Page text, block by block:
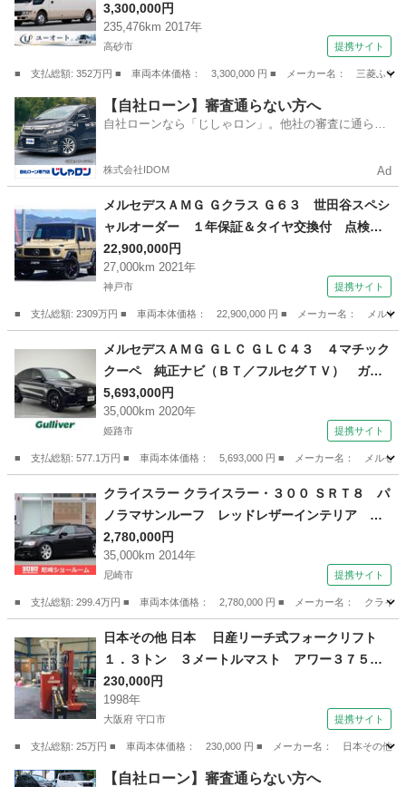
ディオ バックカメラ ＥＴＣ エアコン パワ
ステ 運転席パワーウィンドウ （車検整備付）
3,300,000円
235,476km 2017年
高砂市 提携サイト
■ 支払総額: 352万円 ■ 車両本体価格： 3,300,000 円 ■ メーカー名： 三菱ふ
兵庫 高砂市 その他
【自社ローン】審査通らない方へ
自社ローンなら「じしゃロン」。他社の審査に通らな
株式会社IDOM Ad
メルセデスＡＭＧ Ｇクラス Ｇ６３ 世田谷スペシ
ャルオーダー １年保証＆タイヤ交換付 点検記
録簿２枚 Ｒ６．３／Ｒ７．５ デジーノデザー
トサンド（スペシャル） ２２インチＡＷ ＡＭ
ＧナイトＰＫＧ ＡＭＧレザーエクスクルーブＰ
ＫＧ （車検整備付）
22,900,000円
27,000km 2021年
神戸市 提携サイト
■ 支払総額: 2309万円 ■ 車両本体価格： 22,900,000 円 ■ メーカー名： メルセ
その他
メルセデスＡＭＧ ＧＬＣ ＧＬＣ４３ ４マチック
クーペ 純正ナビ（ＢＴ／フルセグＴＶ） ガラ
スルーフ クルーズコントロール シートヒータ
ー パワーシート コーナーセンサー レザーシ
ート 純正フロアマット 純正ＡＷ ドライブレ
コーダー ＥＴＣ２．０ （検9.2）
5,693,000円
35,000km 2020年
姫路市 提携サイト
■ 支払総額: 577.1万円 ■ 車両本体価格： 5,693,000 円 ■ メーカー名： メルセ
その他
クライスラー クライスラー・３００ ＳＲＴ８ パ
ノラマサンルーフ レッドレザーインテリア シ
ートヒーター／ベンチレーター ナビゲーション
／地デジＴＶ アダプティブクルーズコントロー
ル インテリアカーボンパネル交換済み ３９２
ＨＥＭＩエンジン （車検整備付）
2,780,000円
35,000km 2014年
尼崎市 提携サイト
■ 支払総額: 299.4万円 ■ 車両本体価格： 2,780,000 円 ■ メーカー名： クライ
その他
日本その他 日本 日産リーチ式フォークリフト
１．３トン ３メートルマスト アワー３７５７
時間 （なし）
230,000円
1998年
大阪府 守口市 提携サイト
■ 支払総額: 25万円 ■ 車両本体価格： 230,000 円 ■ メーカー名： 日本その
大阪 守口市 その他
【自社ローン】審査通らない方へ